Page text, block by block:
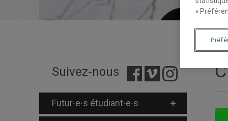
Suivez-nous
Futur⸱e⸱s étudiant⸱e⸱s
«